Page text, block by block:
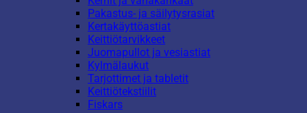
Pakastus- ja säilytysrasiat
Kertakäyttöastiat
Keittiötarvikkeet
Juomapullot ja vesiastiat
Kylmälaukut
Tarjottimet ja tabletit
Keittiötekstiilit
Fiskars